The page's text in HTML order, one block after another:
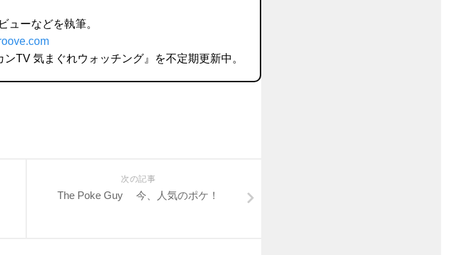
ューなどを執筆。
TV 気まぐれウォッチング』を不定期更新中。
次の記事
The Poke Guy 今、人気のポケ！